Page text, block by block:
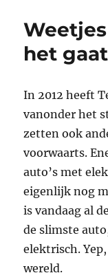
het
In 2012 heeft
vanonder het
zetten ook
voorwaarts.
auto’s met
eigenlijk nog
is vandaag al
de slimste
elektrisch.
wereld.